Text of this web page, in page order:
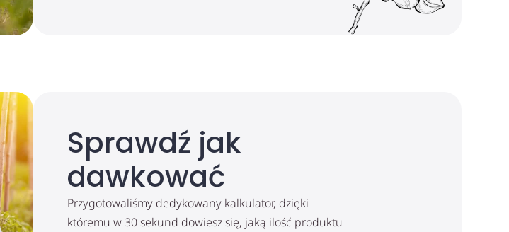
Sprawdź jak
dawkować
Przygotowaliśmy dedykowany kalkulator, dzięki
któremu w 30 sekund dowiesz się, jaką ilość produktu